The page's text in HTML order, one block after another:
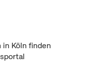
Köln finden